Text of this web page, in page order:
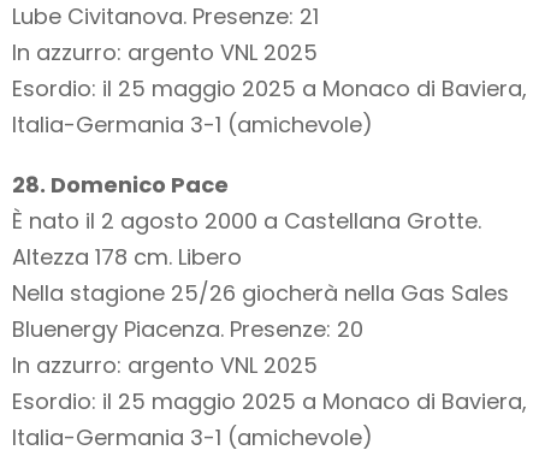
Lube Civitanova. Presenze: 21
In azzurro: argento VNL 2025
Esordio: il 25 maggio 2025 a Monaco di Baviera,
Italia-Germania 3-1 (amichevole)
28. Domenico Pace
È nato il 2 agosto 2000 a Castellana Grotte.
Altezza 178 cm. Libero
Nella stagione 25/26 giocherà nella Gas Sales
Bluenergy Piacenza. Presenze: 20
In azzurro: argento VNL 2025
Esordio: il 25 maggio 2025 a Monaco di Baviera,
Italia-Germania 3-1 (amichevole)